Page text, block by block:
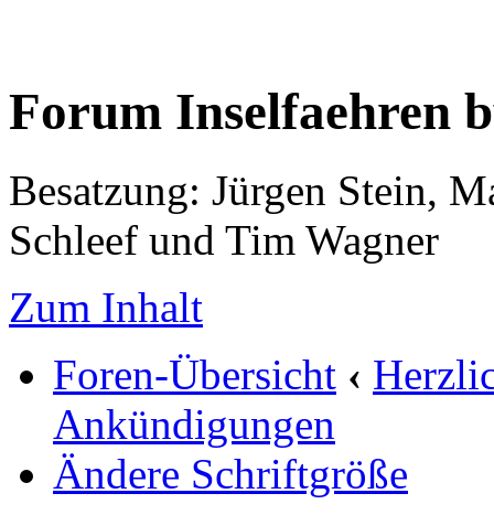
Forum Inselfaehren
Besatzung: Jürgen Stein,
Schleef und Tim Wagner
Zum Inhalt
Foren-Übersicht ‹
Ankündigungen
Ändere Schriftgröße